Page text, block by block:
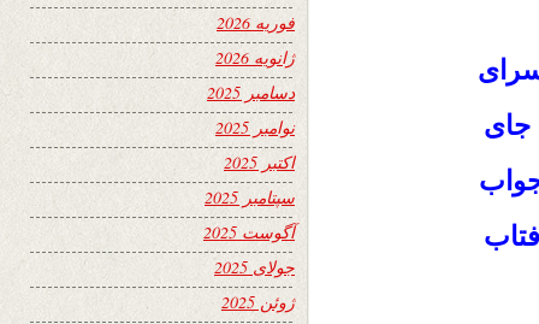
جای
فوریه 2026
ژانویه 2026
دسامبر 2025
نوامبر 2025
اکتبر 2025
سپتامبر 2025
آگوست 2025
جولای 2025
ژوئن 2025